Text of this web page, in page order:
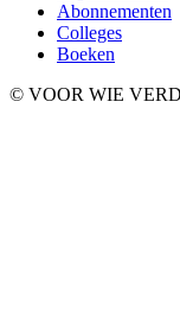
Abonnementen
Colleges
Boeken
© VOOR WIE